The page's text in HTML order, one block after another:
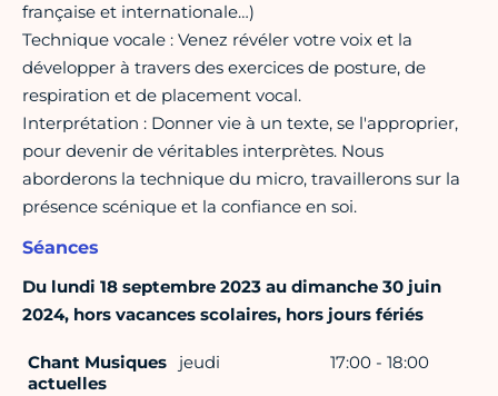
française et internationale…)
Technique vocale : Venez révéler votre voix et la
développer à travers des exercices de posture, de
respiration et de placement vocal.
Interprétation : Donner vie à un texte, se l'approprier,
pour devenir de véritables interprètes. Nous
aborderons la technique du micro, travaillerons sur la
présence scénique et la confiance en soi.
Séances
Du lundi 18 septembre 2023 au dimanche 30 juin
2024, hors vacances scolaires, hors jours fériés
Chant Musiques
actuelles
jeudi 17:00 - 18:00